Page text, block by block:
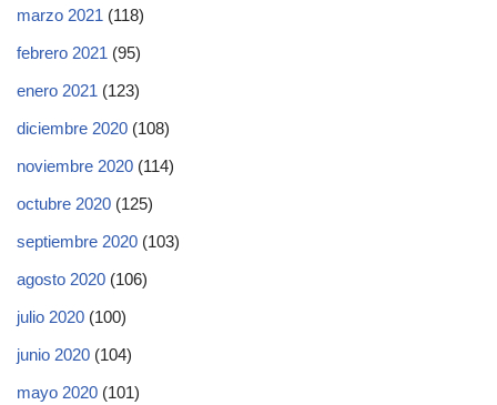
marzo 2021 (118)
febrero 2021 (95)
enero 2021 (123)
diciembre 2020 (108)
noviembre 2020 (114)
octubre 2020 (125)
septiembre 2020 (103)
agosto 2020 (106)
julio 2020 (100)
junio 2020 (104)
mayo 2020 (101)